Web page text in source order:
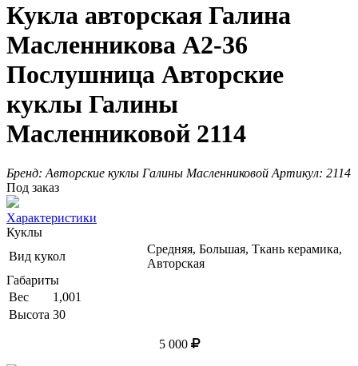
Кукла авторская Галина
Масленникова А2-36
Послушница Авторские
куклы Галины
Масленниковой 2114
Бренд: Авторские куклы Галины Масленниковой Артикул: 2114
Под заказ
Характеристики
Куклы
Вид кукол
Средняя, Большая, Ткань керамика,
Авторская
Габариты
Вес
1,001
Высота 30
5 000